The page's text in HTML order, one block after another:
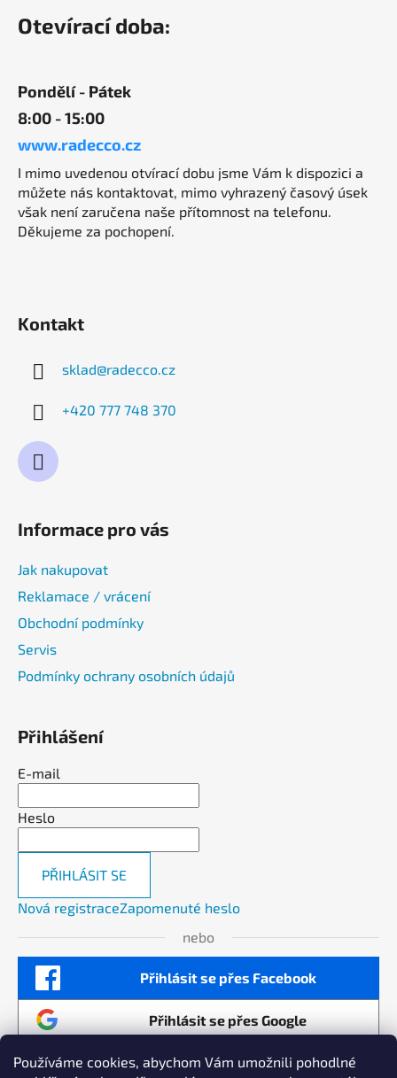
Používáme cookies, abychom Vám umožnili pohodlné
Otevírací doba:
Pondělí - Pátek
8:00 - 15:00
www.radecco.cz
I mimo uvedenou otvírací dobu jsme Vám k dispozici a
můžete nás kontaktovat, mimo vyhrazený časový úsek
však není zaručena naše přítomnost na telefonu.
Děkujeme za pochopení.
Kontakt
sklad@radecco.cz
+420 777 748 370
Informace pro vás
Jak nakupovat
Reklamace / vrácení
Obchodní podmínky
Servis
Podmínky ochrany osobních údajů
Přihlášení
E-mail
Heslo
PŘIHLÁSIT SE
Nová registraceZapomenuté heslo
nebo
Přihlásit se přes Facebook
Přihlásit se přes Google